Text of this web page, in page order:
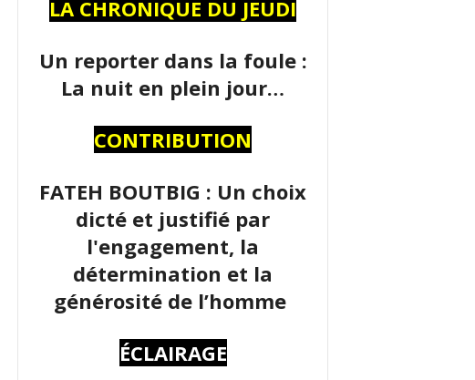
LA CHRONIQUE DU JEUDI
Un reporter dans la foule :
La nuit en plein jour…
CONTRIBUTION
FATEH BOUTBIG : Un choix
dicté et justifié par
l'engagement, la
détermination et la
générosité de l’homme
ÉCLAIRAGE